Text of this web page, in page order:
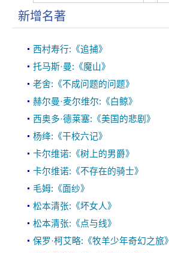
新增名著
西村寿行:《追捕》
托马斯·曼:《魔山》
老舍:《不成问题的问题》
赫尔曼·麦尔维尔:《白鲸》
西奥多·德莱塞:《美国的悲剧》
杨绛:《干校六记》
卡尔维诺:《树上的男爵》
卡尔维诺:《不存在的骑士》
毛姆:《面纱》
松本清张:《坏女人》
松本清张:《点与线》
保罗·柯艾略:《牧羊少年奇幻之旅》